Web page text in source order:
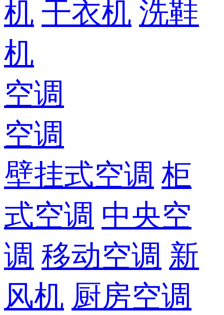
机 干衣机 洗鞋
机
空调
空调
壁挂式空调 柜
式空调 中央空
调 移动空调 新
风机 厨房空调